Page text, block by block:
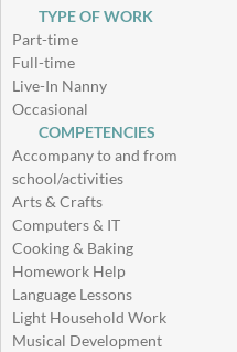
TYPE OF WORK
Part-time
Full-time
Live-In Nanny
Occasional
COMPETENCIES
Accompany to and from
school/activities
Arts & Crafts
Computers & IT
Cooking & Baking
Homework Help
Language Lessons
Light Household Work
Musical Development